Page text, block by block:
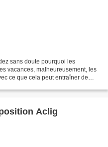
sans doute pourquoi les
vacances, malheureusement, les
ce que cela peut entraîner de
Aclig